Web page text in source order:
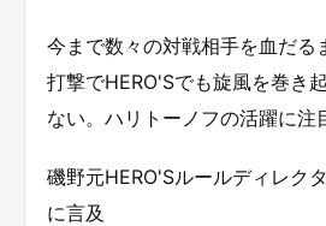
今まで数々の対戦相手を血だる
打撃でHERO'Sでも旋風を巻き
ない。ハリトーノフの活躍に注
磯野元HERO'Sルールディレク
に言及